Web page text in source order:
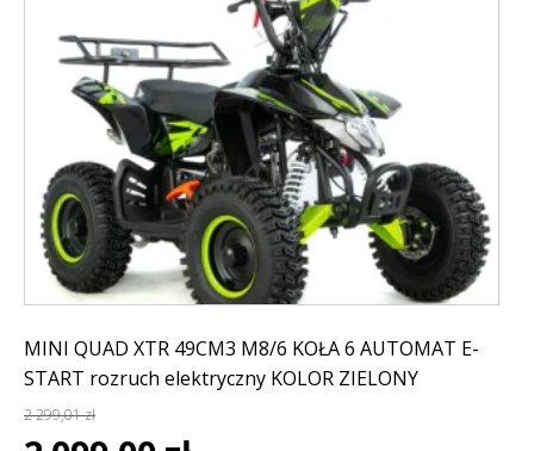
MINI QUAD XTR 49CM3 M8/6 KOŁA 6 AUTOMAT E-
START rozruch elektryczny KOLOR ZIELONY
2 299,01zł
Pierwotna